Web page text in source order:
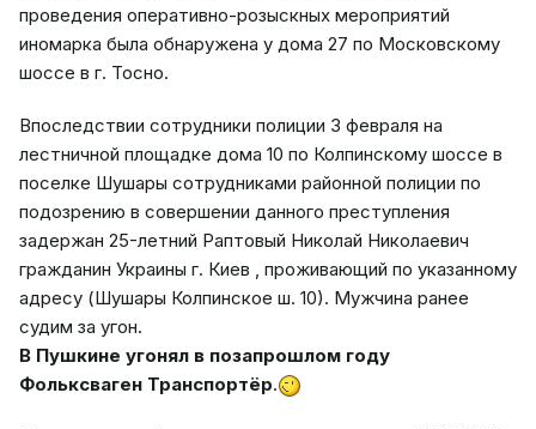
проведения оперативно-розыскных мероприятий
иномарка была обнаружена у дома 27 по Московскому
шоссе в г. Тосно.
Впоследствии сотрудники полиции 3 февраля на
лестничной площадке дома 10 по Колпинскому шоссе в
поселке Шушары сотрудниками районной полиции по
подозрению в совершении данного преступления
задержан 25-летний Раптовый Николай Николаевич
гражданин Украины г. Киев , проживающий по указанному
адресу (Шушары Колпинское ш. 10). Мужчина ранее
судим за угон.
В Пушкине угонял в позапрошлом году
Фольксваген Транспортёр.